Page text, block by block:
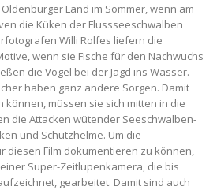
Land im Sommer, wenn am
die Küken der Flussseeschwalben
Willi Rolfes liefern die
wenn sie Fische für den Nachwuchs
die Vögel bei der Jagd ins Wasser.
haben ganz andere Sorgen. Damit
können, müssen sie sich mitten in die
die Attacken wütender Seeschwalben-
und Schutzhelme. Um die
diesen Film dokumentieren zu können,
Super-Zeitlupenkamera, die bis
gearbeitet. Damit sind auch